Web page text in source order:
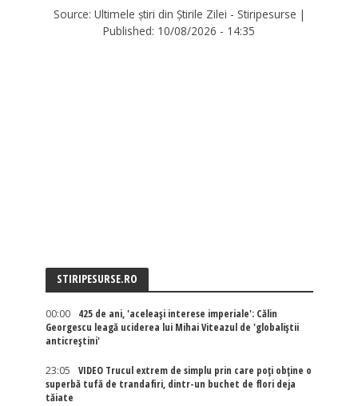
Source: Ultimele știri din Știrile Zilei - Stiripesurse |
Published: 10/08/2026 - 14:35
STIRIPESURSE.RO
00:00
425 de ani, 'aceleași interese imperiale': Călin
Georgescu leagă uciderea lui Mihai Viteazul de 'globaliștii
anticreștini'
23:05
VIDEO Trucul extrem de simplu prin care poți obține o
superbă tufă de trandafiri, dintr-un buchet de flori deja
tăiate